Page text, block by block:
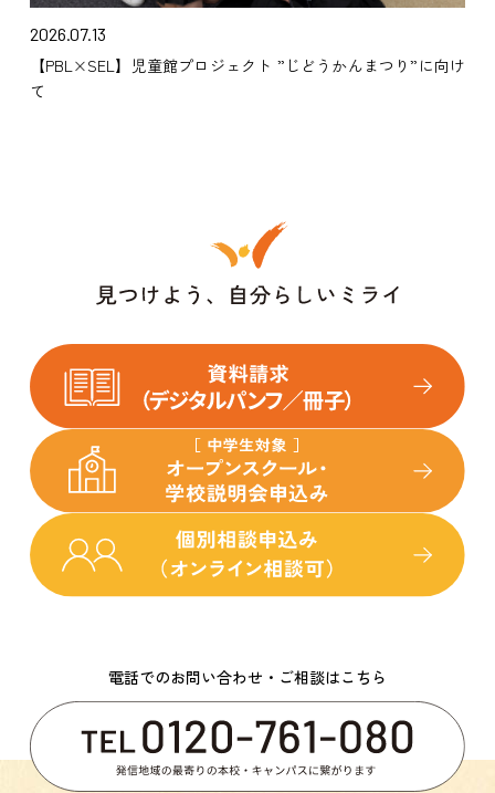
2026.07.13
【PBL×SEL】児童館プロジェクト ”じどうかんまつり”に向け
て
電話でのお問い合わせ・ご相談はこちら